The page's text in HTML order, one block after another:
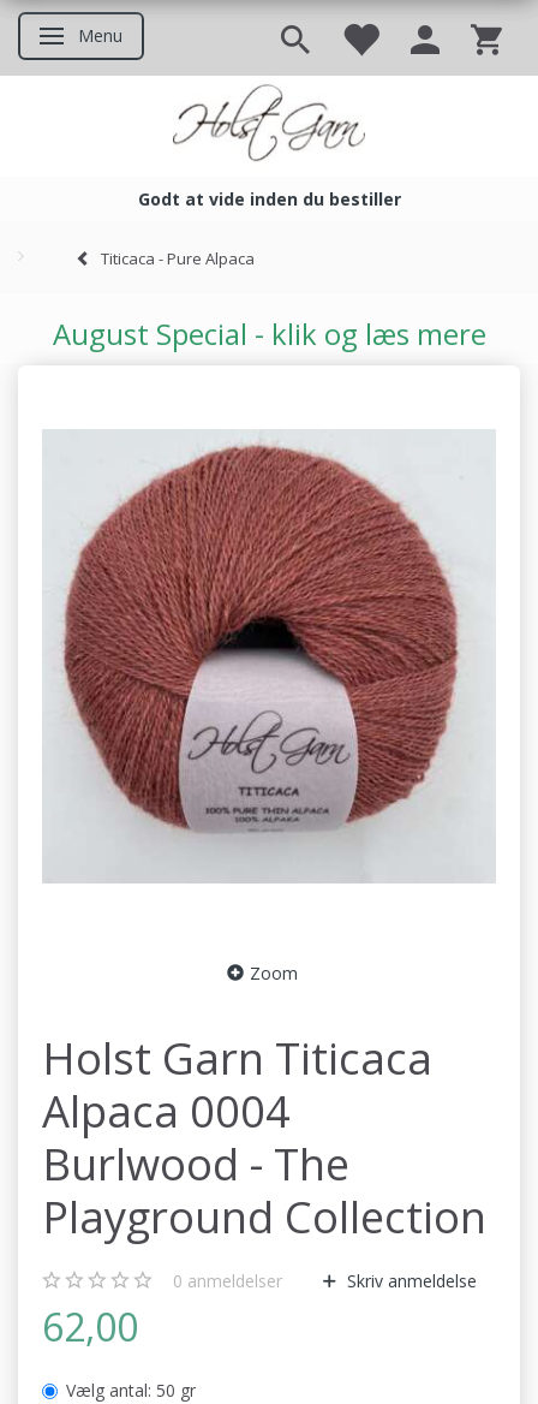
Skifte navigation
Menu
Godt at vide inden du bestiller
Titicaca - Pure Alpaca
August Special - klik og læs mere
Zoom
Holst Garn Titicaca
Alpaca 0004
Burlwood - The
Playground Collection
0 anmeldelser Skriv anmeldelse
62,00
Vælg antal: 50 gr